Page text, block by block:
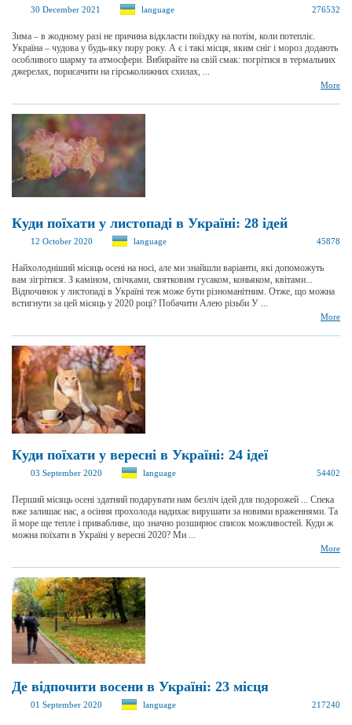
30 December 2021 language 276532
Зима – в жодному разі не причина відкласти поїздку на потім, коли потепліє.
Україна – чудова у будь-яку пору року. А є і такі місця, яким сніг і мороз додають
особливого шарму та атмосфери. Вибирайте на свій смак: погрітися в термальних
джерелах, порисачити на гірськолижних схилах, ...
More
Куди поїхати у листопаді в Україні: 28 ідей
12 October 2020 language 45878
Найхолодніший місяць осені на носі, але ми знайшли варіанти, які допоможуть
вам зігрітися. З каміном, свічками, святковим гусаком, коньяком, квітами...
Відпочинок у листопаді в Україні теж може бути різноманітним. Отже, що можна
встигнути за цей місяць у 2020 році? Побачити Алею різьби У ...
More
Куди поїхати у вересні в Україні: 24 ідеї
03 September 2020 language 54402
Перший місяць осені здатний подарувати нам безліч ідей для подорожей ... Спека
вже залишає нас, а осіння прохолода надихає вирушати за новими враженнями. Та
й море ще тепле і привабливе, що значно розширює список можливостей. Куди ж
можна поїхати в Україні у вересні 2020? Ми ...
More
Де відпочити восени в Україні: 23 місця
01 September 2020 language 217240